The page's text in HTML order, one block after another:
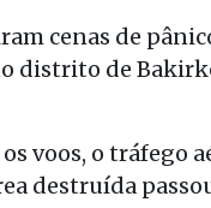
cenas de
distrito de
voos, o tráfego
destruída